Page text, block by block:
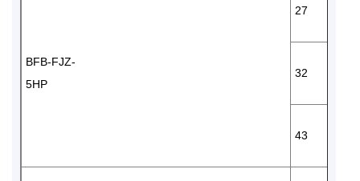
BFB-FJZ-
5HP
27
32
43